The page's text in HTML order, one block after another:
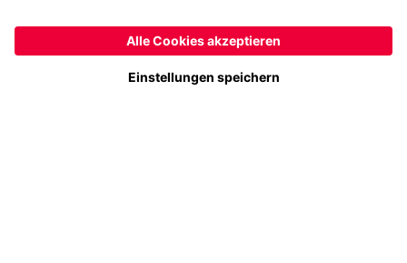
Ja,Österreich, um dorthin zu liefern!
Weltweit, um dorthin zu liefern!